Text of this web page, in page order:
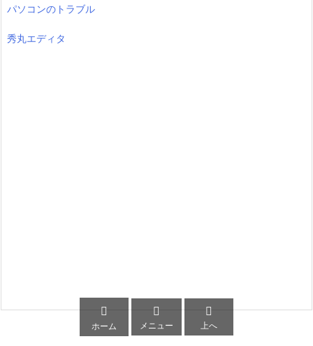
パソコンのトラブル
秀丸エディタ

ホーム

メニュー

上へ